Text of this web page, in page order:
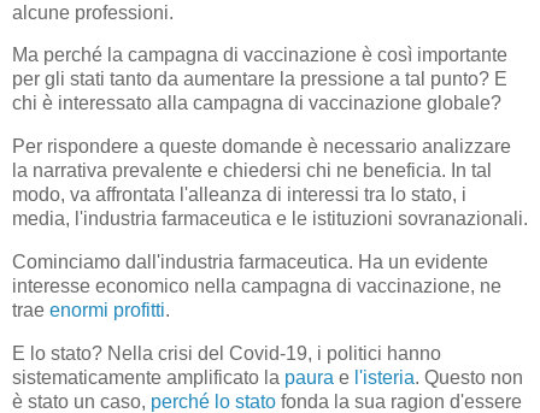
alcune professioni.
Ma perché la campagna di vaccinazione è così importante
per gli stati tanto da aumentare la pressione a tal punto? E
chi è interessato alla campagna di vaccinazione globale?
Per rispondere a queste domande è necessario analizzare
la narrativa prevalente e chiedersi chi ne beneficia. In tal
modo, va affrontata l'alleanza di interessi tra lo stato, i
media, l'industria farmaceutica e le istituzioni sovranazionali.
Cominciamo dall'industria farmaceutica. Ha un evidente
interesse economico nella campagna di vaccinazione, ne
trae enormi profitti.
E lo stato? Nella crisi del Covid-19, i politici hanno
sistematicamente amplificato la paura e l'isteria. Questo non
è stato un caso, perché lo stato fonda la sua ragion d'essere